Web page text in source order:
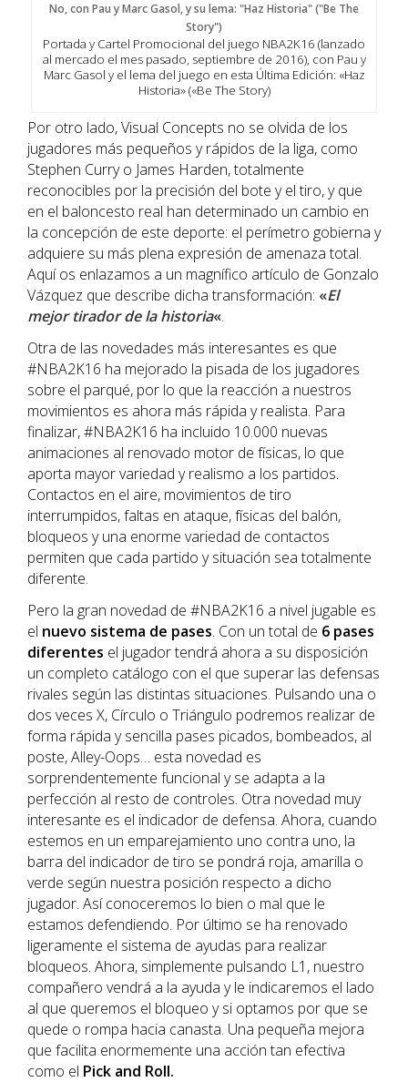
Portada y Cartel Promocional del juego NBA2K16 (lanzado
al mercado el mes pasado, septiembre de 2016), con Pau y
Marc Gasol y el lema del juego en esta Última Edición: «Haz
Historia» («Be The Story)
Por otro lado, Visual Concepts no se olvida de los
jugadores más pequeños y rápidos de la liga, como
Stephen Curry o James Harden, totalmente
reconocibles por la precisión del bote y el tiro, y que
en el baloncesto real han determinado un cambio en
la concepción de este deporte: el perímetro gobierna y
adquiere su más plena expresión de amenaza total.
Aquí os enlazamos a un magnífico artículo de Gonzalo
Vázquez que describe dicha transformación: «El
mejor tirador de la historia«.
Otra de las novedades más interesantes es que
#NBA2K16 ha mejorado la pisada de los jugadores
sobre el parqué, por lo que la reacción a nuestros
movimientos es ahora más rápida y realista. Para
finalizar, #NBA2K16 ha incluido 10.000 nuevas
animaciones al renovado motor de físicas, lo que
aporta mayor variedad y realismo a los partidos.
Contactos en el aire, movimientos de tiro
interrumpidos, faltas en ataque, físicas del balón,
bloqueos y una enorme variedad de contactos
permiten que cada partido y situación sea totalmente
diferente.
Pero la gran novedad de #NBA2K16 a nivel jugable es
el nuevo sistema de pases. Con un total de 6 pases
diferentes el jugador tendrá ahora a su disposición
un completo catálogo con el que superar las defensas
rivales según las distintas situaciones. Pulsando una o
dos veces X, Círculo o Triángulo podremos realizar de
forma rápida y sencilla pases picados, bombeados, al
poste, Alley-Oops… esta novedad es
sorprendentemente funcional y se adapta a la
perfección al resto de controles. Otra novedad muy
interesante es el indicador de defensa. Ahora, cuando
estemos en un emparejamiento uno contra uno, la
barra del indicador de tiro se pondrá roja, amarilla o
verde según nuestra posición respecto a dicho
jugador. Así conoceremos lo bien o mal que le
estamos defendiendo. Por último se ha renovado
ligeramente el sistema de ayudas para realizar
bloqueos. Ahora, simplemente pulsando L1, nuestro
compañero vendrá a la ayuda y le indicaremos el lado
al que queremos el bloqueo y si optamos por que se
quede o rompa hacia canasta. Una pequeña mejora
que facilita enormemente una acción tan efectiva
como el Pick and Roll.